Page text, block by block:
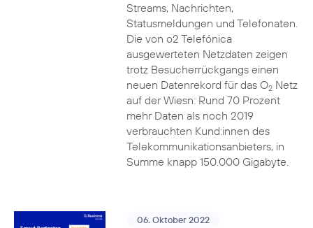
Streams, Nachrichten,
Statusmeldungen und Telefonaten.
Die von o2 Telefónica
ausgewerteten Netzdaten zeigen
trotz Besucherrückgangs einen
neuen Datenrekord für das O2Netz
auf der Wiesn: Rund 70 Prozent
mehr Daten als noch 2019
verbrauchten Kund:innen des
Telekommunikationsanbieters, in
Summe knapp 150.000 Gigabyte.
06. Oktober 2022